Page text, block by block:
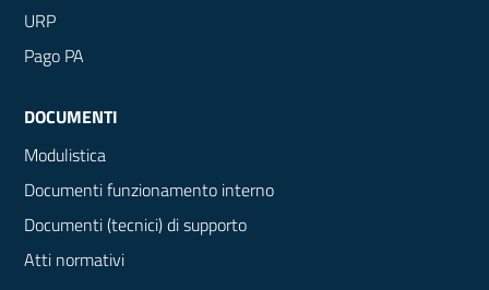
URP
Pago PA
DOCUMENTI
Modulistica
Documenti funzionamento interno
Documenti (tecnici) di supporto
Atti normativi